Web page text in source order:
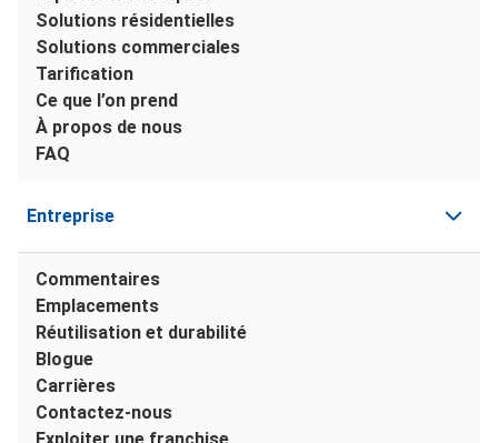
Solutions résidentielles
Solutions commerciales
Tarification
Ce que l’on prend
À propos de nous
FAQ
Entreprise
Commentaires
Emplacements
Réutilisation et durabilité
Blogue
Carrières
Contactez-nous
Exploiter une franchise